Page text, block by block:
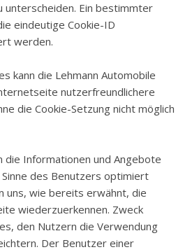
unterscheiden. Ein bestimmter
eindeutige Cookie-ID
werden.
kann die Lehmann Automobile
nutzerfreundlichere
die Cookie-Setzung nicht möglich
die Informationen und Angebote
des Benutzers optimiert
uns, wie bereits erwähnt, die
wiederzuerkennen. Zweck
den Nutzern die Verwendung
Der Benutzer einer